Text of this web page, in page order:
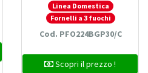
Linea Domestica
Fornelli a 3 fuochi
Cod. PFO224BGP30/C
Scopri il prezzo !